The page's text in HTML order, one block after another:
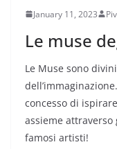
January 11, 2023
Le muse
Le Muse sono
concesso di
assieme
famosi artisti!